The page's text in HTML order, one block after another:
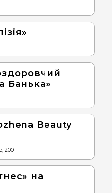
Банька»
Beauty
200
на